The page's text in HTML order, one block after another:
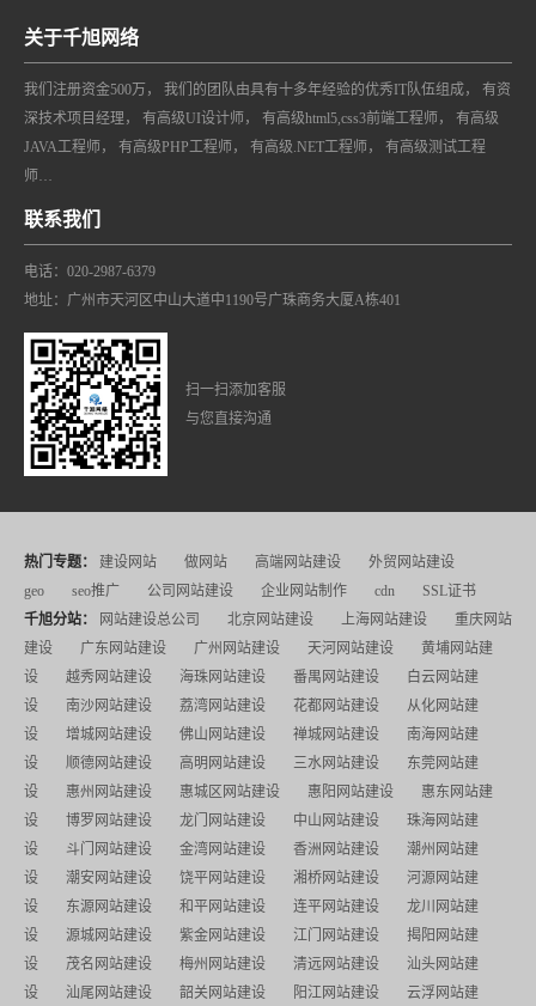
关于千旭网络
我们注册资金500万， 我们的团队由具有十多年经验的优秀IT队伍组成， 有资
深技术项目经理， 有高级UI设计师， 有高级html5,css3前端工程师， 有高级
JAVA工程师， 有高级PHP工程师， 有高级.NET工程师， 有高级测试工程
师…
联系我们
电话：020-2987-6379
地址：广州市天河区中山大道中1190号广珠商务大厦A栋401
扫一扫添加客服
与您直接沟通
热门专题： 建设网站 做网站 高端网站建设
外贸网站建设
geo
seo推广 公司网站建设 企业网站制作 cdn
SSL证书
千旭分站：
网站建设总公司 北京网站建设 上海网站建设
重庆网站
建设
广东网站建设 广州网站建设 天河网站建设
黄埔网站建
设
越秀网站建设 海珠网站建设 番禺网站建设
白云网站建
设
南沙网站建设 荔湾网站建设 花都网站建设
从化网站建
设
增城网站建设 佛山网站建设 禅城网站建设
南海网站建
设
顺德网站建设 高明网站建设 三水网站建设
东莞网站建
设
惠州网站建设 惠城区网站建设 惠阳网站建设
惠东网站建
设
博罗网站建设 龙门网站建设 中山网站建设
珠海网站建
设
斗门网站建设 金湾网站建设 香洲网站建设
潮州网站建
设
潮安网站建设 饶平网站建设 湘桥网站建设
河源网站建
设
东源网站建设 和平网站建设 连平网站建设
龙川网站建
设
源城网站建设 紫金网站建设 江门网站建设
揭阳网站建
设
茂名网站建设 梅州网站建设 清远网站建设
汕头网站建
设
汕尾网站建设 韶关网站建设 阳江网站建设 云浮网站建